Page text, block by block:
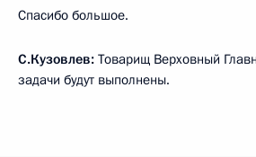
Спасибо большое.
С.Кузовлев: Товарищ Верховный
задачи будут выполнены.